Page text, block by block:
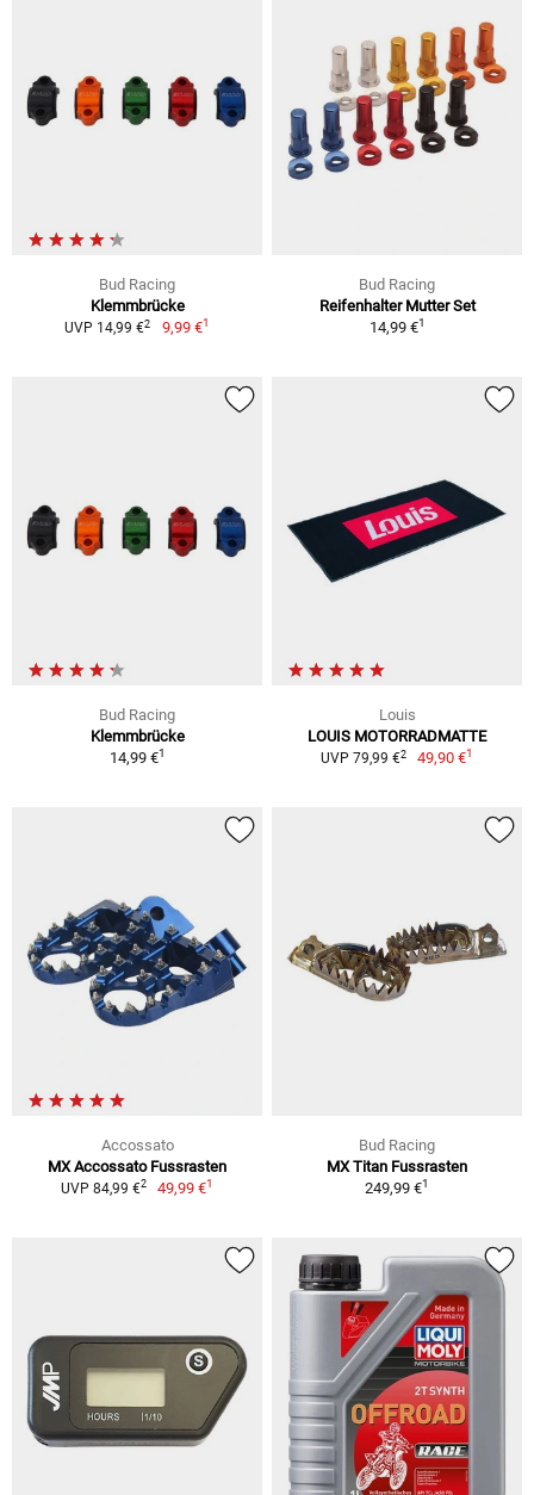
Bud Racing
Klemmbrücke
UVP 14,99 €2 9,99 €1
Bud Racing
Reifenhalter Mutter Set
14,99 €1
Bud Racing
Klemmbrücke
14,99 €1
Louis
LOUIS MOTORRADMATTE
UVP 79,99 €2 49,90 €1
Accossato
MX Accossato Fussrasten
UVP 84,99 €2 49,99 €1
Bud Racing
MX Titan Fussrasten
249,99 €1